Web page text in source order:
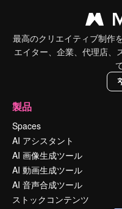
最高のクリエイティブ制作
エイター、企業、代理店、
製品
Spaces
AI アシスタント
AI 画像生成ツール
AI 動画生成ツール
AI 音声合成ツール
ストックコンテンツ